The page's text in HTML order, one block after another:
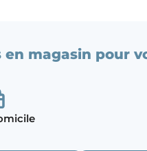
en magasin pour